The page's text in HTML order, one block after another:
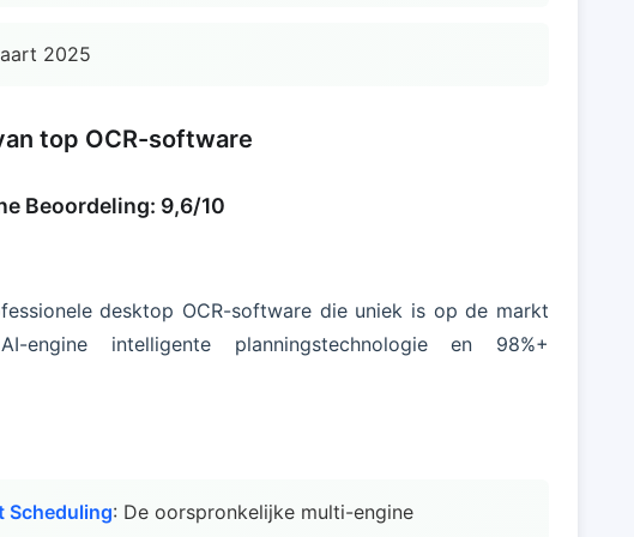
2025
top OCR-software
Beoordeling: 9,6/10
desktop OCR-software die uniek is op de markt
intelligente planningstechnologie en 98%+
Scheduling: De oorspronkelijke multi-engine